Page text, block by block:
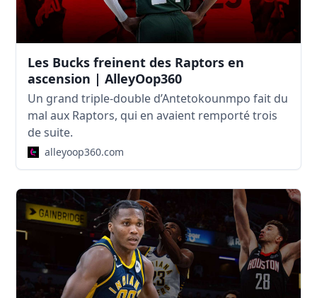
Les Bucks freinent des Raptors en
ascension | AlleyOop360
Un grand triple-double d’Antetokounmpo fait du
mal aux Raptors, qui en avaient remporté trois
de suite.
alleyoop360.com